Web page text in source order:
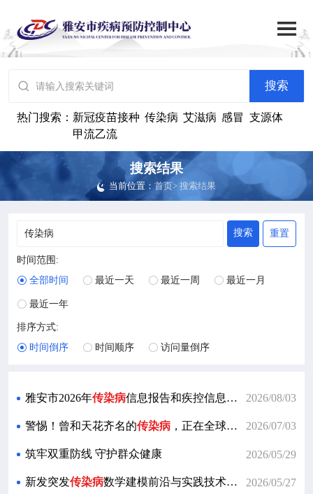
 搜索
热门搜索： 新冠疫苗接种 传染病 艾滋病 感冒 支源体
甲流乙流
搜索结果
当前位置：首页> 搜索结果

中心概况 
党群建设 
工作动态 
政务公开 
健康资讯 
政策法规
科研培训 
互动交流
搜索 重置
时间范围:
 全部时间  最近一天  最近一周  最近一月
 最近一年
排序方式:
 时间倒序  时间顺序  访问量倒序
雅安市2026年传染病信息报告和疾控信息管理工作培训班成功举办 2026/08/03
警惕！曾和天花齐名的传染病，正在全球“卷土重来” 2026/07/03
筑牢双重防线 守护群众健康 2026/05/29
新发突发传染病数学建模前沿与实践技术培训班在南京召开 2026/05/27